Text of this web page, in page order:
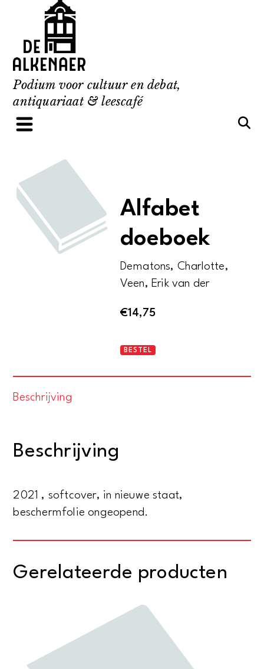
content
Podium voor cultuur en debat,
antiquariaat & leescafé
Alfabet
doeboek
Dematons, Charlotte,
Veen, Erik van der
€14,75
Alfabet
BESTEL
Beschrijving
Beschrijving
2021 , softcover, in nieuwe staat,
beschermfolie ongeopend.
Gerelateerde producten